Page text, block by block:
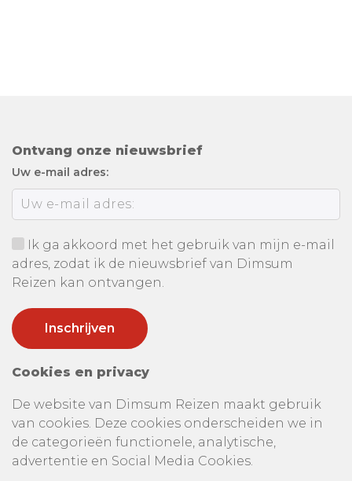
Ontvang onze nieuwsbrief
Uw e-mail adres:
Ik ga akkoord met het gebruik van mijn e-mail
adres, zodat ik de nieuwsbrief van Dimsum
Reizen kan ontvangen.
Cookies en privacy
De website van Dimsum Reizen maakt gebruik
van cookies. Deze cookies onderscheiden we in
de categorieën functionele, analytische,
advertentie en Social Media Cookies.